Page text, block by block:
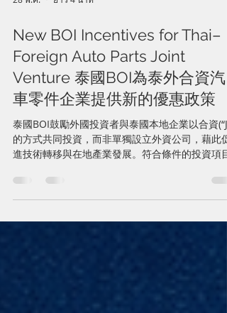
28 พ.ค. ยาว 4 นาที
New BOI Incentives for Thai–
Foreign Auto Parts Joint
Venture 泰國BOI為泰外合資汽
車零件企業提供新的優惠政策
泰國BOI鼓勵外國投資者與泰國本地企業以合資
的方式共同投資，而非單獨設立外資公司，藉此促
所得稅免稅，總上限8年。